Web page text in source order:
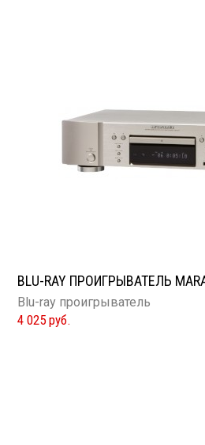
BLU-RAY ПРОИГРЫВАТЕЛЬ
Blu-ray проигрыватель
4 025 руб.